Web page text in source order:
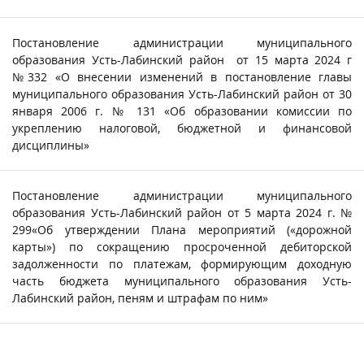
Постановление администрации муниципального
образования Усть-Лабинский район от 15 марта 2024 г
№332 «О внесении изменений в постановление главы
муниципального образования Усть-Лабинский район от 30
января 2006 г. № 131 «Об образовании комиссии по
укреплению налоговой, бюджетной и финансовой
дисциплины»
Постановление администрации муниципального
образования Усть-Лабинский район от 5 марта 2024 г. №
299«Об утверждении Плана мероприятий («дорожной
карты») по сокращению просроченной дебиторской
задолженности по платежам, формирующим доходную
часть бюджета муниципального образования Усть-
Лабинский район, пеням и штрафам по ним»